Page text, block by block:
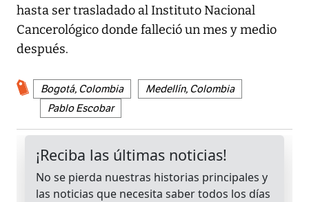
hasta ser trasladado al Instituto Nacional
Cancerológico donde falleció un mes y medio
después.
Bogotá, Colombia
Medellín, Colombia
Pablo Escobar